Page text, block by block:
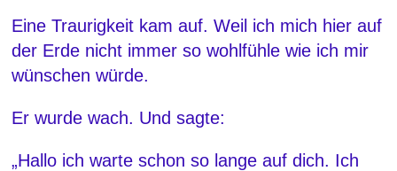
Eine Traurigkeit kam auf. Weil ich mich hier auf
der Erde nicht immer so wohlfühle wie ich mir
wünschen würde.
Er wurde wach. Und sagte:
„Hallo ich warte schon so lange auf dich. Ich